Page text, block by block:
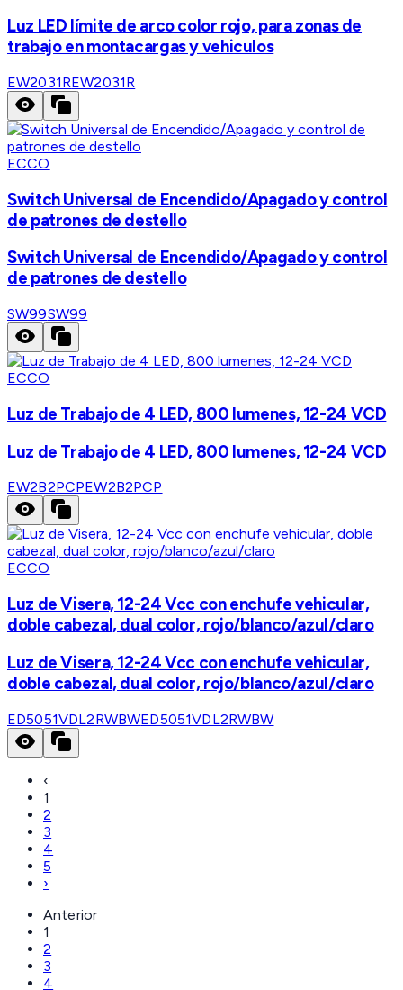
Luz LED límite de arco color rojo, para zonas de
trabajo en montacargas y vehiculos
EW2031REW2031R
ECCO
Switch Universal de Encendido/Apagado y control
de patrones de destello
Switch Universal de Encendido/Apagado y control
de patrones de destello
SW99SW99
ECCO
Luz de Trabajo de 4 LED, 800 lumenes, 12-24 VCD
Luz de Trabajo de 4 LED, 800 lumenes, 12-24 VCD
EW2B2PCPEW2B2PCP
ECCO
Luz de Visera, 12-24 Vcc con enchufe vehicular,
doble cabezal, dual color, rojo/blanco/azul/claro
Luz de Visera, 12-24 Vcc con enchufe vehicular,
doble cabezal, dual color, rojo/blanco/azul/claro
ED5051VDL2RWBWED5051VDL2RWBW
‹
1
2
3
4
5
›
Anterior
1
2
3
4